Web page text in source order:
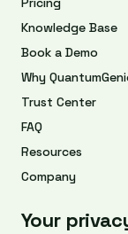
Knowledge Base
Book a Demo
Why
Trust Center
FAQ
Resources
Company
Your